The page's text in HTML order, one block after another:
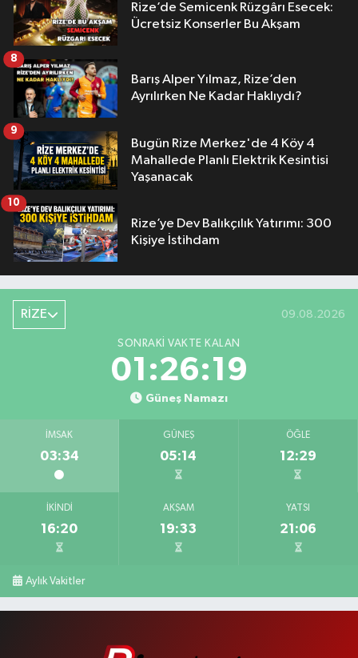
Rize’de Semicenk Rüzgârı Esecek:
Ücretsiz Konserler Bu Akşam
Barış Alper Yılmaz, Rize’den
Ayrılırken Ne Kadar Haklıydı?
8
Bugün Rize Merkez'de 4 Köy 4
Mahallede Planlı Elektrik Kesintisi
Yaşanacak
9
Rize’ye Dev Balıkçılık Yatırımı: 300
Kişiye İstihdam
10
RİZE 09.08.2026
SONRAKI VAKTE KALAN
01:26:18
Güneş Namazı
İMSAK
03:34
GÜNEŞ
05:14
ÖĞLE
12:29
İKINDI
16:20
AKŞAM
19:33
YATSI
21:06
Aylık Vakitler